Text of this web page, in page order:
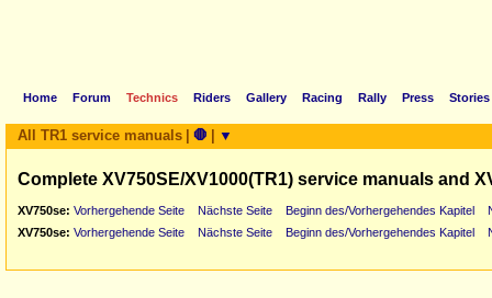
Home Forum Technics Riders Gallery Racing Rally Press Stories
All TR1 service manuals 🛑 ▼
Complete XV750SE/XV1000(TR1) service manuals and
XV750se: Vorhergehende Seite Nächste Seite Beginn des/Vorhergehendes Kapitel
XV750se: Vorhergehende Seite Nächste Seite Beginn des/Vorhergehendes Kapitel